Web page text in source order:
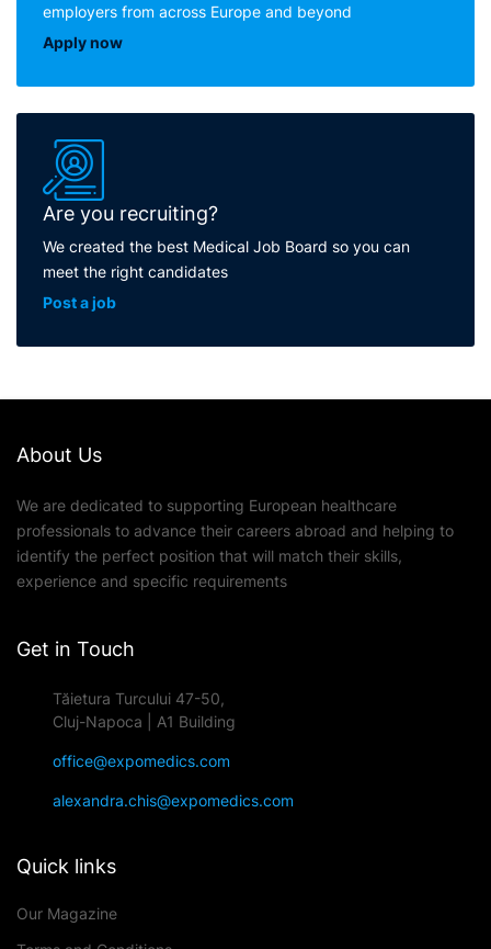
employers from across Europe and beyond
Apply now
Are you recruiting?
We created the best Medical Job Board so you can
meet the right candidates
Post a job
About Us
We are dedicated to supporting European healthcare
professionals to advance their careers abroad and helping to
identify the perfect position that will match their skills,
experience and specific requirements
Get in Touch
Tăietura Turcului 47-50,
Cluj-Napoca | A1 Building
office@expomedics.com
alexandra.chis@expomedics.com
Quick links
Our Magazine